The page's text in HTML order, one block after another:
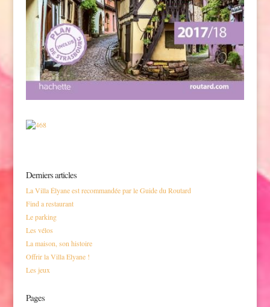
Derniers articles
La Villa Élyane est recommandée par le Guide du Routard
Find a restaurant
Le parking
Les vélos
La maison, son histoire
Offrir la Villa Elyane !
Les jeux
Pages